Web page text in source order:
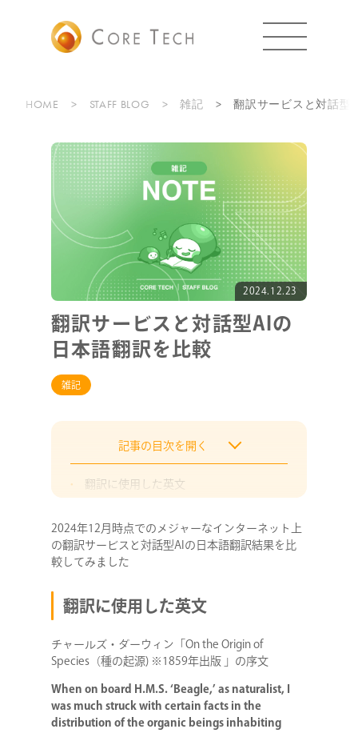
HOME STAFF BLOG 雑記 翻訳サービスと対話型
2024.12.23
翻訳サービスと対話型AIの
日本語翻訳を比較
雑記
記事の目次を開く
翻訳に使用した英文
対話型AIサービス
まとめ
2024年12月時点でのメジャーなインターネット上
の翻訳サービスと対話型AIの日本語翻訳結果を比
較してみました
翻訳に使用した英文
チャールズ・ダーウィン「On the Origin of
Species（種の起源) ※1859年出版 」の序文
When on board H.M.S. ‘Beagle,’ as naturalist, I
was much struck with certain facts in the
distribution of the organic beings inhabiting